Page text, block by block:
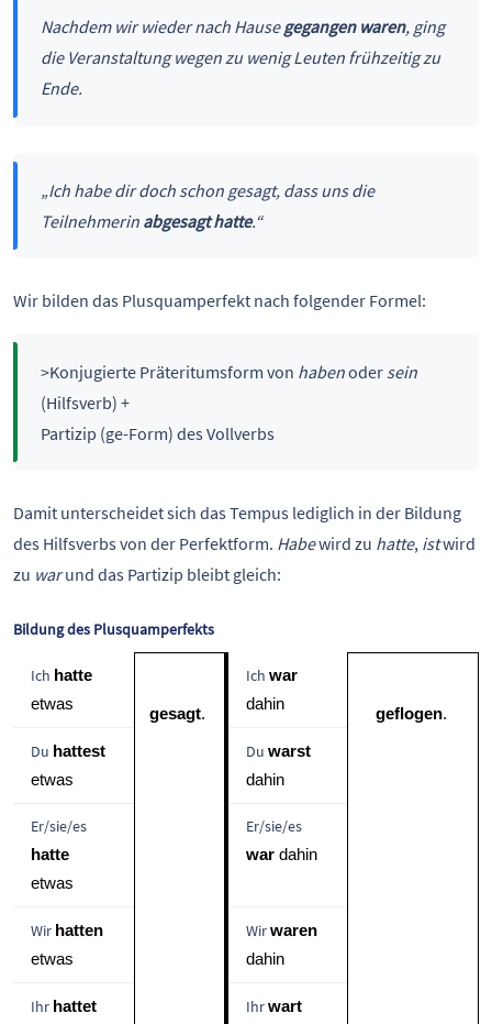
Nachdem wir wieder nach Hausegegangen waren, ging
die Veranstaltung wegen zu wenig Leuten frühzeitig zu
Ende.
„Ich habe dir doch schon gesagt, dass uns die
Teilnehmerin abgesagt hatte.“
Wir bilden das Plusquamperfekt nach folgender Formel:
>Konjugierte Präteritumsform von habenoder sein
(Hilfsverb) +
Partizip (ge-Form) des Vollverbs
Damit unterscheidet sich das Tempus lediglich in der Bildung
des Hilfsverbs von der Perfektform. Habewird zu hatte, istwird
zu warund das Partizip bleibt gleich:
Bildung des Plusquamperfekts
Ich hatte
etwas
gesagt.
Ich war
dahin
geflogen.
Du hattest
etwas
Du warst
dahin
Er/sie/es
hatte
etwas
Er/sie/es
war dahin
Wir hatten
etwas
Wirwaren
dahin
Ihr hattet
Ihrwart